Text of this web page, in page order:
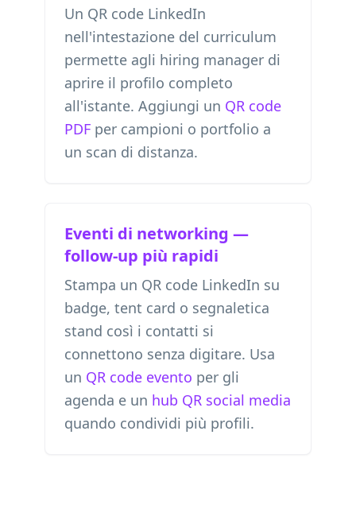
Un QR code LinkedIn
nell'intestazione del curriculum
permette agli hiring manager di
aprire il profilo completo
all'istante. Aggiungi un QR code
PDF per campioni o portfolio a
un scan di distanza.
Eventi di networking —
follow-up più rapidi
Stampa un QR code LinkedIn su
badge, tent card o segnaletica
stand così i contatti si
connettono senza digitare. Usa
un QR code evento per gli
agenda e un hub QR social media
quando condividi più profili.